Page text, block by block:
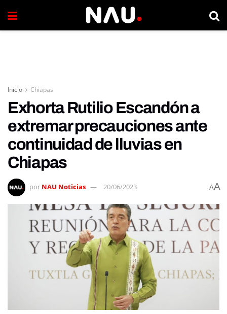
Inicio Chiapas
Exhorta Rutilio Escandón a
extremar precauciones ante
continuidad de lluvias en
Chiapas
por NAU Noticias 20/06/2023 AA